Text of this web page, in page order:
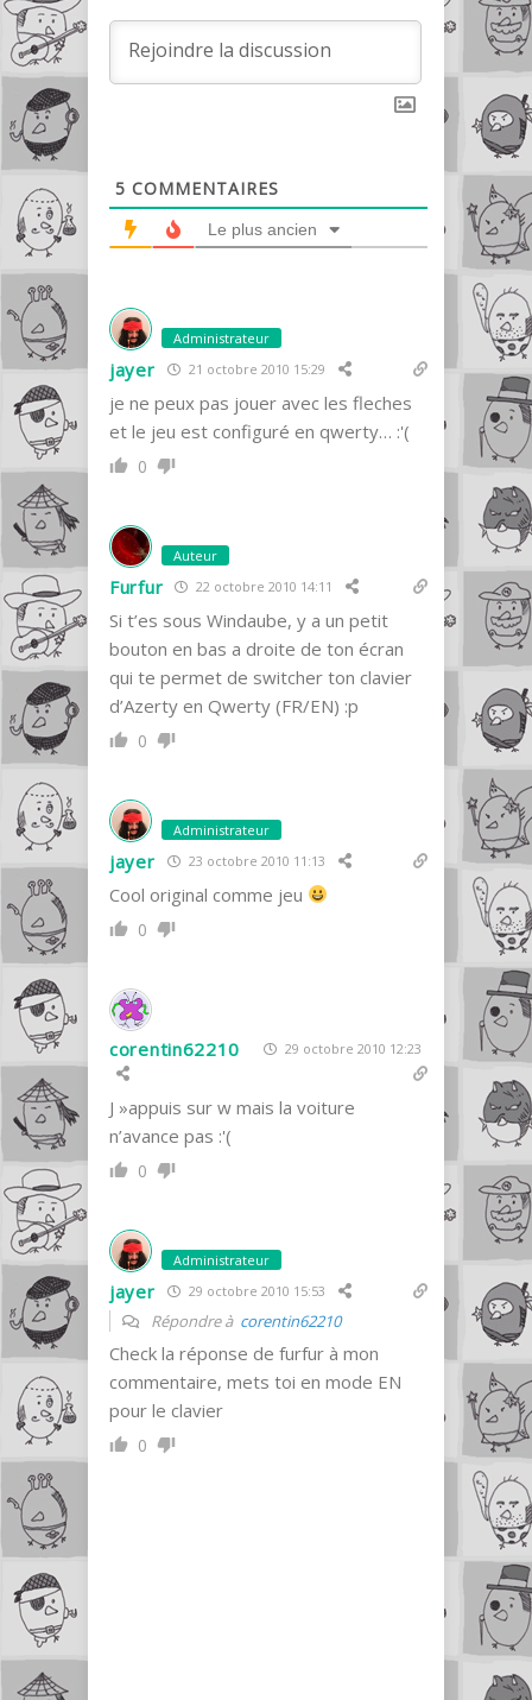
5 COMMENTAIRES
Le plus ancien
Administrateur
jayer 21 octobre 2010 15:29
je ne peux pas jouer avec les fleches
et le jeu est configuré en qwerty… :'(
0
Auteur
Furfur 22 octobre 2010 14:11
Si t’es sous Windaube, y a un petit
bouton en bas a droite de ton écran
qui te permet de switcher ton clavier
d’Azerty en Qwerty (FR/EN) :p
0
Administrateur
jayer 23 octobre 2010 11:13
Cool original comme jeu
0
corentin62210 29 octobre 2010 12:23
J »appuis sur w mais la voiture
n’avance pas :'(
0
Administrateur
jayer 29 octobre 2010 15:53
Répondre à corentin62210
Check la réponse de furfur à mon
commentaire, mets toi en mode EN
pour le clavier
0